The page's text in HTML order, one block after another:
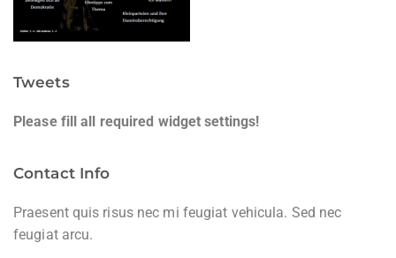
Tweets
Please fill all required widget settings!
Contact Info
Praesent quis risus nec mi feugiat vehicula. Sed nec
feugiat arcu.